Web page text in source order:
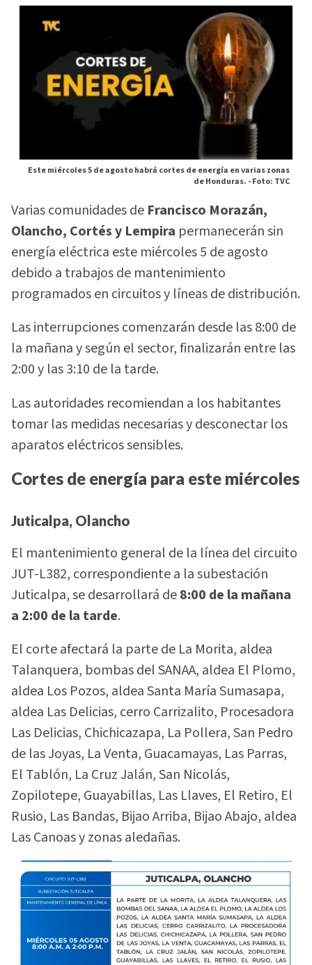
Este miércoles 5 de agosto habrá cortes de energía en varias zonas
de Honduras. -Foto: TVC
Varias comunidades de Francisco Morazán,
Olancho, Cortés y Lempira permanecerán sin
energía eléctrica este miércoles 5 de agosto
debido a trabajos de mantenimiento
programados en circuitos y líneas de distribución.
Las interrupciones comenzarán desde las 8:00 de
la mañana y según el sector, finalizarán entre las
2:00 y las 3:10 de la tarde.
Las autoridades recomiendan a los habitantes
tomar las medidas necesarias y desconectar los
aparatos eléctricos sensibles.
Cortes de energía para este miércoles
Juticalpa, Olancho
El mantenimiento general de la línea del circuito
JUT-L382, correspondiente a la subestación
Juticalpa, se desarrollará de8:00 de la mañana
a 2:00 de la tarde.
El corte afectará la parte de La Morita, aldea
Talanquera, bombas del SANAA, aldea El Plomo,
aldea Los Pozos, aldea Santa María Sumasapa,
aldea Las Delicias, cerro Carrizalito, Procesadora
Las Delicias, Chichicazapa, La Pollera, San Pedro
de las Joyas, La Venta, Guacamayas, Las Parras,
El Tablón, La Cruz Jalán, San Nicolás,
Zopilotepe, Guayabillas, Las Llaves, El Retiro, El
Rusio, Las Bandas, Bijao Arriba, Bijao Abajo, aldea
Las Canoas y zonas aledañas.